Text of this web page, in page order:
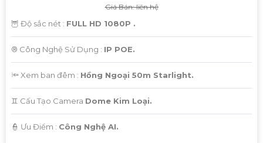
Giá Bán: liên hệ
🦉 Độ sắc nét : FULL HD 1080P .
®️ Công Nghệ Sử Dụng : IP POE.
🔦 Xem ban đêm : Hồng Ngoại 50m Starlight.
♊ Cấu Tạo Camera Dome Kim Loại.
️👮 Ưu Điểm : Công Nghệ AI.